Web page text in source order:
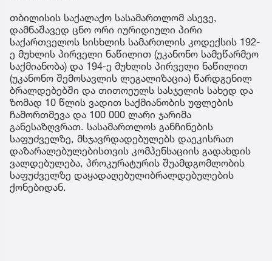
თბილისის საქალაქო სასამართლომ ასევე,
დამნაშავედ ცნო ორი იურიდიული პირი
საქართველოს სისხლის სამართლის კოდექსის 192-
ე მუხლის პირველი ნაწილით (უკანონო სამეწარმეო
საქმიანობა) და 194-ე მუხლის პირველი ნაწილით
(უკანონო შემოსავლის ლეგალიზაცია) წარდგენილ
ბრალდებებში და თითოეულს სასჯელის სახედ და
ზომად 10 წლის ვადით საქმიანობის უფლების
ჩამორთმევა და 100 000 ლარი ჯარიმა
განესაზღვრათ. სასამართლოს განჩინების
საფუძველზე, მსჯავრდადებულებს დაეკისრათ
დაზარალებულებისთვის კომპენსაციის გადახდის
ვალდებულება, პროკურატურის შუამდგომლობის
საფუძველზე დაყადაღებულიბრალდებულების
ქონებიდან.